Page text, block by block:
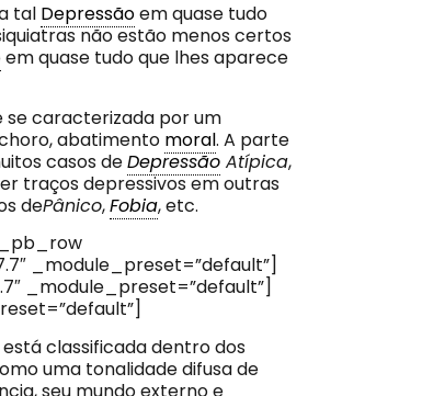
tal Depressãoem quase tudo
não estão menos certos
em quase tudo que lhes aparece
caracterizada por um
abatimento moral. A parte
casos deDepressãoAtípica,
traços depressivos em outras
dePânico,Fobia, etc.
_module_preset=”default”]
_module_preset=”default”]
classificada dentro dos
uma tonalidade difusa de
seu mundo externo e